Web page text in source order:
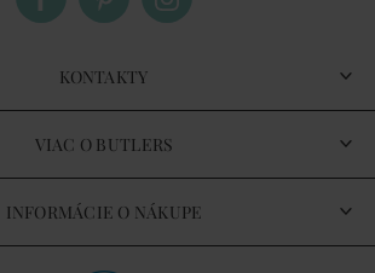
KONTAKTY
VIAC O BUTLERS
INFORMÁCIE O NÁKUPE